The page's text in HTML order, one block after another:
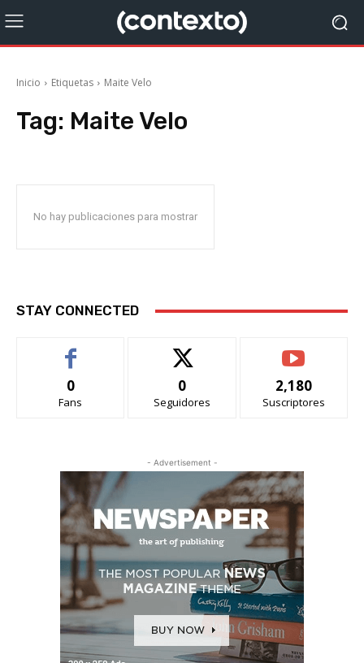
Inicio Etiquetas Maite Velo
Tag: Maite Velo
No hay publicaciones para mostrar
STAY CONNECTED
0
Fans
0
Seguidores
2,180
Suscriptores
- Advertisement -